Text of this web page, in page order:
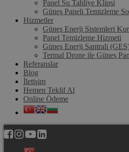
Panel Su Tahliye Klipsi
Güneş Paneli Temizleme
Hizmetler
Güneş Enerji Sistemleri
Panel Temizleme Hizmeti
Güneş Enerji Santrali
Termal Drone ile Güneş
Referanslar
Blog
İletişim
Hemen Teklif Al
Online Ödeme